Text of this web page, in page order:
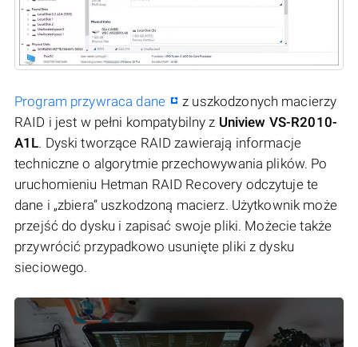
Program przywraca dane
z uszkodzonych macierzy
RAID i jest w pełni kompatybilny z Uniview VS-R2010-
A1L. Dyski tworzące RAID zawierają informacje
techniczne o algorytmie przechowywania plików. Po
uruchomieniu Hetman RAID Recovery odczytuje te
dane i „zbiera” uszkodzoną macierz. Użytkownik może
przejść do dysku i zapisać swoje pliki. Możecie także
przywrócić przypadkowo usunięte pliki z dysku
sieciowego.